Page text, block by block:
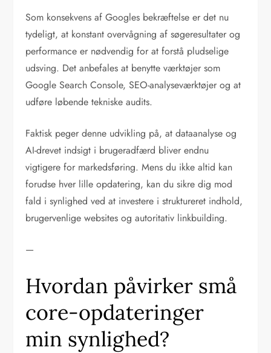
Som konsekvens af Googles bekræftelse er det nu
tydeligt, at konstant overvågning af søgeresultater og
performance er nødvendig for at forstå pludselige
udsving. Det anbefales at benytte værktøjer som
Google Search Console, SEO-analyseværktøjer og at
udføre løbende tekniske audits.
Faktisk peger denne udvikling på, at dataanalyse og
AI-drevet indsigt i brugeradfærd bliver endnu
vigtigere for markedsføring. Mens du ikke altid kan
forudse hver lille opdatering, kan du sikre dig mod
fald i synlighed ved at investere i struktureret indhold,
brugervenlige websites og autoritativ linkbuilding.
—
Hvordan påvirker små
core-opdateringer
min synlighed?